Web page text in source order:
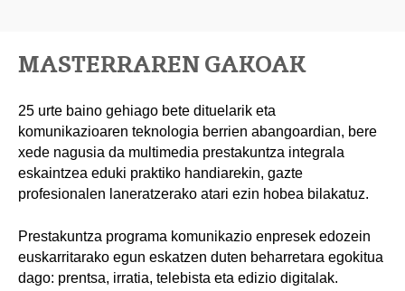
MASTERRAREN GAKOAK
25 urte baino gehiago bete dituelarik eta
komunikazioaren teknologia berrien abangoardian, bere
xede nagusia da multimedia prestakuntza integrala
eskaintzea eduki praktiko handiarekin, gazte
profesionalen laneratzerako atari ezin hobea bilakatuz.
Prestakuntza programa komunikazio enpresek edozein
euskarritarako egun eskatzen duten beharretara egokitua
dago: prentsa, irratia, telebista eta edizio digitalak.